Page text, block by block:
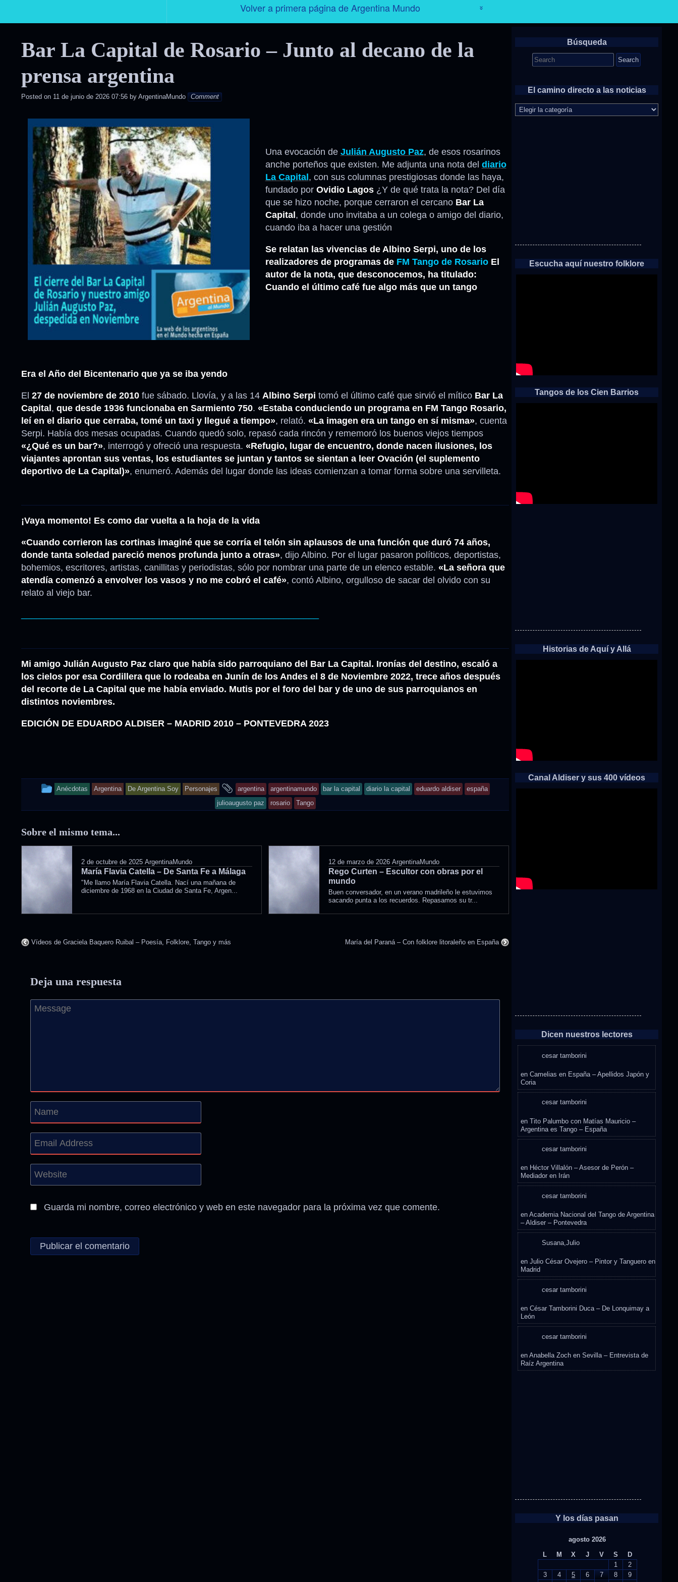
Volver a primera página de Argentina Mundo
Deporte
Radio – Televisión – Cine
Turismo
Anécdotas
Comidas – Bebidas
Bar La Capital de Rosario – Junto al decano de la
prensa argentina
Posted on 11 de junio de 2026 07:56 by ArgentinaMundo Comment
Una evocación de Julián Augusto Paz, de esos rosarinos
anche porteños que existen. Me adjunta una nota del diario
La Capital, con sus columnas prestigiosas donde las haya,
fundado porOvidio Lagos¿Y de qué trata la nota? Del día
que se hizo noche, porque cerraron el cercanoBar La
Capital, donde uno invitaba a un colega o amigo del diario,
cuando iba a hacer una gestión
Se relatan las vivencias de Albino Serpi, uno de los
realizadores de programas de FM Tango de RosarioEl
autor de la nota, que desconocemos, ha titulado:
Cuando el último café fue algo más que un tango
Era el Año del Bicentenario que ya se iba yendo
El 27 de noviembre de 2010 fue sábado. Llovía, y a las 14 Albino Serpi tomó el último café que sirvió el mítico Bar La
Capital, que desde 1936 funcionaba en Sarmiento 750. «Estaba conduciendo un programa en FM Tango Rosario,
leí en el diario que cerraba, tomé un taxi y llegué a tiempo», relató. «La imagen era un tango en sí misma», cuenta
Serpi. Había dos mesas ocupadas. Cuando quedó solo, repasó cada rincón y rememoró los buenos viejos tiempos
«¿Qué es un bar?», interrogó y ofreció una respuesta. «Refugio, lugar de encuentro, donde nacen ilusiones, los
viajantes aprontan sus ventas, los estudiantes se juntan y tantos se sientan a leer Ovación (el suplemento
deportivo de La Capital)», enumeró. Además del lugar donde las ideas comienzan a tomar forma sobre una servilleta.
¡Vaya momento! Es como dar vuelta a la hoja de la vida
«Cuando corrieron las cortinas imaginé que se corría el telón sin aplausos de una función que duró 74 años,
donde tanta soledad pareció menos profunda junto a otras», dijo Albino. Por el lugar pasaron políticos, deportistas,
bohemios, escritores, artistas, canillitas y periodistas, sólo por nombrar una parte de un elenco estable. «La señora que
atendía comenzó a envolver los vasos y no me cobró el café», contó Albino, orgulloso de sacar del olvido con su
relato al viejo bar.
Mi amigo Julián Augusto Paz claro que había sido parroquiano del Bar La Capital. Ironías del destino, escaló a
los cielos por esa Cordillera que lo rodeaba en Junín de los Andes el 8 de Noviembre 2022, trece años después
del recorte de La Capital que me había enviado. Mutis por el foro del bar y de uno de sus parroquianos en
distintos noviembres.
EDICIÓN DE EDUARDO ALDISER – MADRID 2010 – PONTEVEDRA 2023
This
posted
Anécdotas Argentina De Argentina Soy Personajes
and
tagged
argentina argentinamundo bar la capital diario la capital eduardo aldiser
españa
julioaugusto paz
rosario Tango
Sobre el mismo tema...
2 de octubre de 2025 ArgentinaMundo
María Flavia Catella – De Santa Fe a Málaga
"Me llamo María Flavia Catella. Nací una mañana de
diciembre de 1968 en la Ciudad de Santa Fe, Argen...
12 de marzo de 2026 ArgentinaMundo
Rego Curten – Escultor con obras por el
mundo
Buen conversador, en un verano madrileño le estuvimos
sacando punta a los recuerdos. Repasamos su tr...
Vídeos de Graciela Baquero Ruibal – Poesía, Folklore, Tango y más María del Paraná – Con folklore litoraleño en España
Deja una respuesta
Guarda mi nombre, correo electrónico y web en este navegador para la próxima vez que comente.
Búsqueda
Search
for:
El camino directo a las noticias
El
camino
Escucha aquí nuestro folklore
Tangos de los Cien Barrios
Historias de Aquí y Allá
Canal Aldiser y sus 400 vídeos
Dicen nuestros lectores
cesar tamborini
enCamelias en España – Apellidos Japón y
Coria
cesar tamborini
enTito Palumbo con Matías Mauricio –
Argentina es Tango – España
cesar tamborini
en Héctor Villalón – Asesor de Perón –
Mediador en Irán
cesar tamborini
enAcademia Nacional del Tango de Argentina
– Aldiser – Pontevedra
Susana,Julio
enJulio César Ovejero – Pintor y Tanguero en
Madrid
cesar tamborini
enCésar Tamborini Duca – De Lonquimay a
León
cesar tamborini
enAnabella Zoch en Sevilla – Entrevista de
Raíz Argentina
Y los días pasan
agosto 2026
L
M X J V S
D
1
2
3
4 5 6 7 8
9